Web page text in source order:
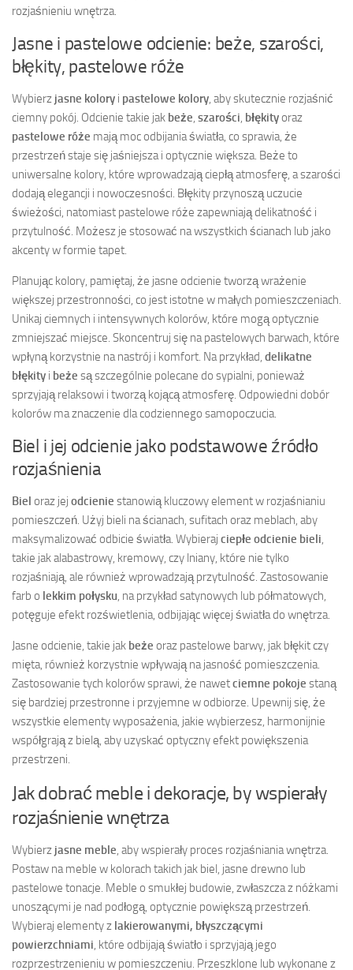
rozjaśnieniu wnętrza.
Jasne i pastelowe odcienie: beże, szarości,
błękity, pastelowe róże
Wybierz jasne kolory i pastelowe kolory, aby skutecznie rozjaśnić
ciemny pokój. Odcienie takie jak beże, szarości, błękityoraz
pastelowe róże mają moc odbijania światła, co sprawia, że
przestrzeń staje się jaśniejsza i optycznie większa. Beże to
uniwersalne kolory, które wprowadzają ciepłą atmosferę, a szarości
dodają elegancji i nowoczesności. Błękity przynoszą uczucie
świeżości, natomiast pastelowe róże zapewniają delikatność i
przytulność. Możesz je stosować na wszystkich ścianach lub jako
akcenty w formie tapet.
Planując kolory, pamiętaj, że jasne odcienie tworzą wrażenie
większej przestronności, co jest istotne w małych pomieszczeniach.
Unikaj ciemnych i intensywnych kolorów, które mogą optycznie
zmniejszać miejsce. Skoncentruj się na pastelowych barwach, które
wpłyną korzystnie na nastrój i komfort. Na przykład, delikatne
błękity i beże są szczególnie polecane do sypialni, ponieważ
sprzyjają relaksowi i tworzą kojącą atmosferę. Odpowiedni dobór
kolorów ma znaczenie dla codziennego samopoczucia.
Biel i jej odcienie jako podstawowe źródło
rozjaśnienia
Biel oraz jej odcienie stanowią kluczowy element w rozjaśnianiu
pomieszczeń. Użyj bieli na ścianach, sufitach oraz meblach, aby
maksymalizować odbicie światła. Wybieraj ciepłe odcienie bieli,
takie jak alabastrowy, kremowy, czy lniany, które nie tylko
rozjaśniają, ale również wprowadzają przytulność. Zastosowanie
farb o lekkim połysku, na przykład satynowych lub półmatowych,
potęguje efekt rozświetlenia, odbijając więcej światła do wnętrza.
Jasne odcienie, takie jak beże oraz pastelowe barwy, jak błękit czy
mięta, również korzystnie wpływają na jasność pomieszczenia.
Zastosowanie tych kolorów sprawi, że nawetciemne pokoje staną
się bardziej przestronne i przyjemne w odbiorze. Upewnij się, że
wszystkie elementy wyposażenia, jakie wybierzesz, harmonijnie
współgrają z bielą, aby uzyskać optyczny efekt powiększenia
przestrzeni.
Jak dobrać meble i dekoracje, by wspierały
rozjaśnienie wnętrza
Wybierz jasne meble, aby wspierały proces rozjaśniania wnętrza.
Postaw na meble w kolorach takich jak biel, jasne drewno lub
pastelowe tonacje. Meble o smukłej budowie, zwłaszcza z nóżkami
unoszącymi je nad podłogą, optycznie powiększą przestrzeń.
Wybieraj elementy z lakierowanymi, błyszczącymi
powierzchniami, które odbijają światło i sprzyjają jego
rozprzestrzenieniu w pomieszczeniu. Przeszklone lub wykonane z